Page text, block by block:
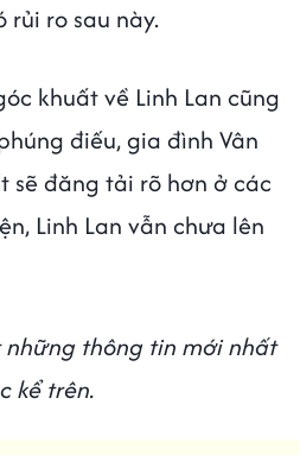
rủi ro sau này.
khuất về Linh Lan cũng
điếu, gia đình Vân
sẽ đăng tải rõ hơn ở các
Linh Lan vẫn chưa lên
những thông tin mới nhất
kể trên.